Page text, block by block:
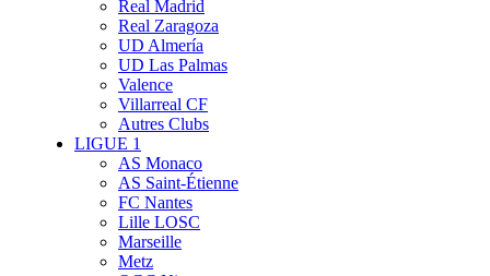
Real Madrid
Real Zaragoza
UD Almería
UD Las Palmas
Valence
Villarreal CF
Autres Clubs
LIGUE 1
AS Monaco
AS Saint-Étienne
FC Nantes
Lille LOSC
Marseille
Metz